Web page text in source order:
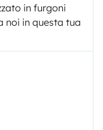
in furgoni
noi in questa tua